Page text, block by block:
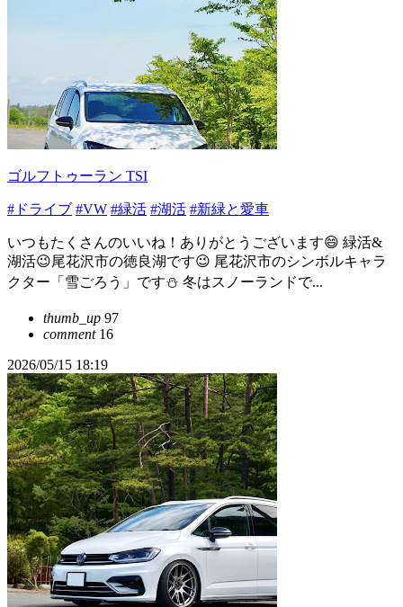
ゴルフトゥーラン TSI
#ドライブ #VW #緑活 #湖活 #新緑と愛車
いつもたくさんのいいね！ありがとうございます😄 緑活&
湖活😉尾花沢市の徳良湖です😉 尾花沢市のシンボルキャラ
クター「雪ごろう」です⛄️ 冬はスノーランドで...
thumb_up 97
comment16
2026/05/15 18:19